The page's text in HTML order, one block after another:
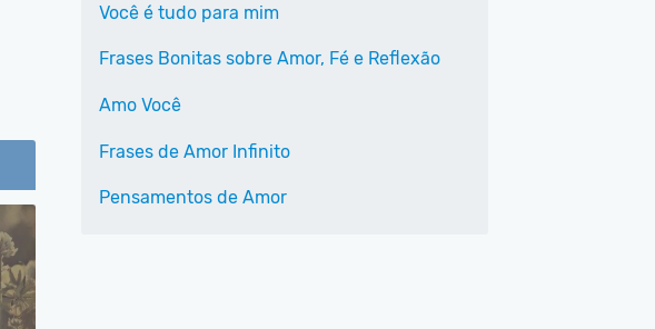
Você é tudo para mim
Frases Bonitas sobre Amor, Fé e Reflexão
Amo Você
Frases de Amor Infinito
Pensamentos de Amor